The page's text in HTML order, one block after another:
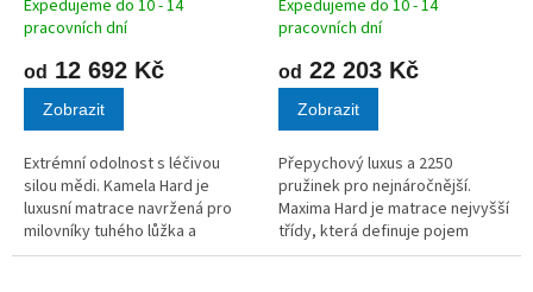
Expedujeme do 10 - 14
pracovních dní
od 12 692 Kč
Zobrazit
Extrémní odolnost s léčivou
silou mědi. Kamela Hard je
luxusní matrace navržená pro
milovníky tuhého lůžka a
maximální životnosti. Unikátní
Expedujeme do 10 - 14
pracovních dní
od 22 203 Kč
Zobrazit
Přepychový luxus a 2250
pružinek pro nejnáročnější.
Maxima Hard je matrace nejvyšší
třídy, která definuje pojem
dokonalého spánku. S